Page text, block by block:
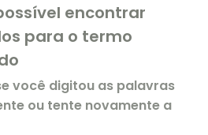
encontrar
para o termo
você digitou as palavras
ou tente novamente a